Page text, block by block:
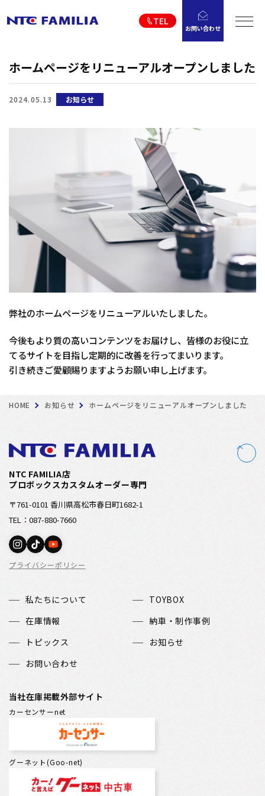
TEL
お問い合わせ
ホームページをリニューアルオープンしました
2024.05.13 お知らせ
弊社のホームページをリニューアルいたしました。
今後もより質の高いコンテンツをお届けし、皆様のお役に立
てるサイトを目指し定期的に改善を行ってまいります。
引き続きご愛顧賜りますようお願い申し上げます。
HOME お知らせ ホームページをリニューアルオープンしました
NTC FAMILIA店
プロボックスカスタムオーダー専門
〒761-0101 香川県高松市春日町1682-1
TEL：087-880-7660
プライバシーポリシー
私たちについて
TOYBOX
在庫情報
納車・制作事例
トピックス
お知らせ
お問い合わせ
当社在庫掲載外部サイト
カーセンサーnet
グーネット(Goo-net)